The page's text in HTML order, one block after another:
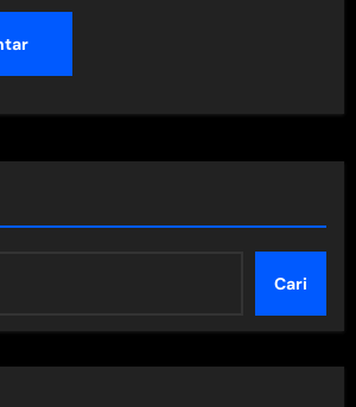
Cari